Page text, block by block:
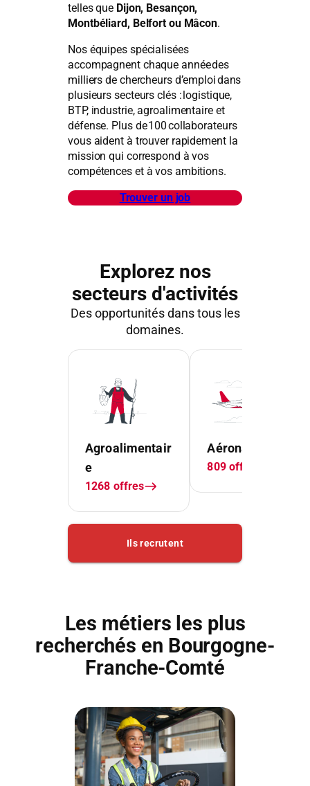
telles que Dijon, Besançon,
Montbéliard, Belfort ou Mâcon.
Nos équipes spécialisées
accompagnent chaque année des
milliers de chercheurs d’emploi dans
plusieurs secteurs clés : logistique,
BTP, industrie, agroalimentaire et
défense. Plus de 100 collaborateurs
vous aident à trouver rapidement la
mission qui correspond à vos
compétences et à vos ambitions.
Trouver un job
Les métiers les plus
recherchés en Bourgogne-
Franche-Comté